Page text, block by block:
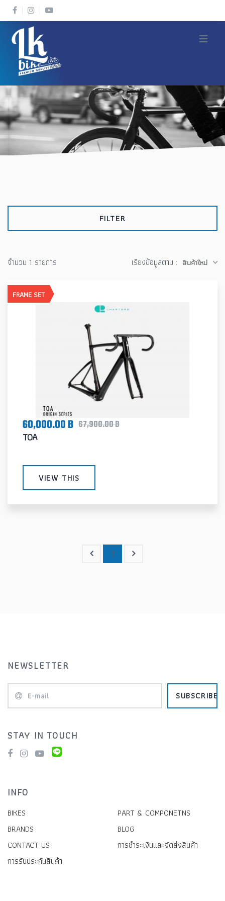
Open
FILTER
จำนวน 1 รายการ เรียงข้อมูลตาม : สินค้าใหม่
FRAME SET
60,000.00 B 67,900.00 B
TOA
VIEW THIS
1
NEWSLETTER
SUBSCRIBE
STAY IN TOUCH
INFO
BIKES
PART & COMPONETNS
BRANDS
BLOG
CONTACT US
การชำระเงินและจัดส่งสินค้า
การรับประกันสินค้า